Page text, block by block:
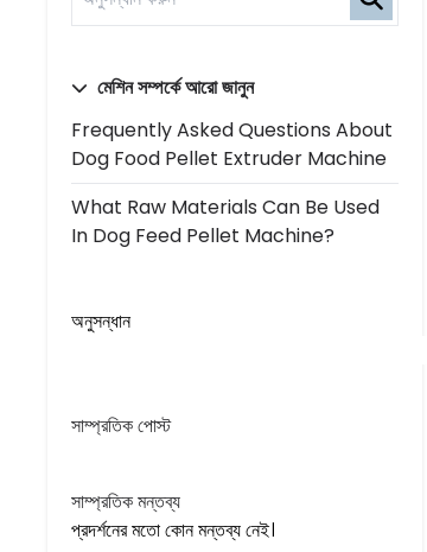
মেশিন সম্পর্কে আরো জানুন
Frequently Asked Questions About
Dog Food Pellet Extruder Machine
What Raw Materials Can Be Used
In Dog Feed Pellet Machine?
অনুসন্ধান
সাম্প্রতিক পোস্ট
সাম্প্রতিক মন্তব্য
প্রদর্শনের মতো কোন মন্তব্য নেই।